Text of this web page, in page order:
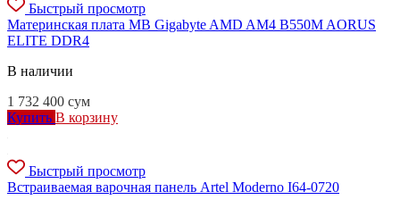
Быстрый просмотр
Материнская плата MB Gigabyte AMD AM4 B550M AORUS
ELITE DDR4
В наличии
1 732 400 сум
Купить В корзину
Быстрый просмотр
Встраиваемая варочная панель Artel Moderno I64-0720